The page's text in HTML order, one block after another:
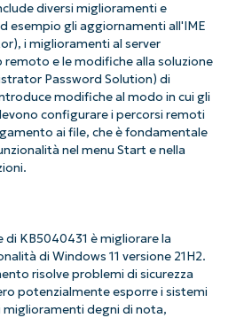
diversi miglioramenti e
esempio gli aggiornamenti all'IME
i miglioramenti al server
e le modifiche alla soluzione
Password Solution) di
modifiche al modo in cui gli
configurare i percorsi remoti
ai file, che è fondamentale
nel menu Start e nella
di KB5040431 è migliorare la
di Windows 11 versione 21H2.
risolve problemi di sicurezza
potenzialmente esporre i sistemi
miglioramenti degni di nota,